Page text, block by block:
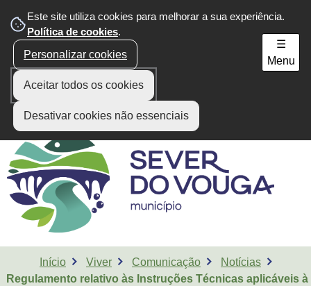
Este site utiliza cookies para melhorar a sua experiência.
Política de cookies.
Personalizar cookies
Aceitar todos os cookies
Desativar cookies não essenciais
Área do Munícipe
☰
Menu
Início Viver Comunicação
Notícias
Regulamento relativo às Instruções Técnicas aplicáveis à